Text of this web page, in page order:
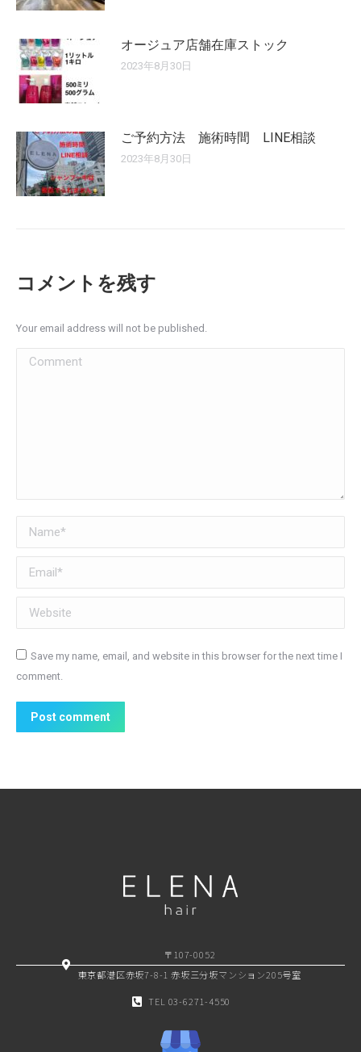
オージュア店舗在庫ストック
2023年8月30日
ご予約方法 施術時間 LINE相談
2023年8月30日
コメントを残す
Your email address will not be published.
Comment
Name *
Email *
Website
Save my name, email, and website in this browser for the next time I
comment.
Post comment
〒107-0052
東京都港区赤坂7-8-1 赤坂三分坂マンション205号室
TEL 03-6271-4550